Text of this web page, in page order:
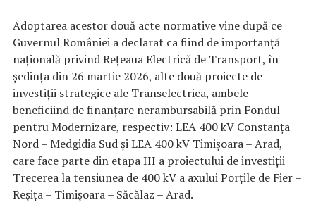
Adoptarea acestor două acte normative vine după ce
Guvernul României a declarat ca fiind de importanță
națională privind Rețeaua Electrică de Transport, în
ședința din 26 martie 2026, alte două proiecte de
investiții strategice ale Transelectrica, ambele
beneficiind de finanțare nerambursabilă prin Fondul
pentru Modernizare, respectiv: LEA 400 kV Constanța
Nord – Medgidia Sud și LEA 400 kV Timișoara – Arad,
care face parte din etapa III a proiectului de investiții
Trecerea la tensiunea de 400 kV a axului Porțile de Fier –
Reșița – Timișoara – Săcălaz – Arad.